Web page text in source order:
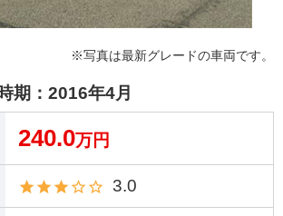
※写真は最新グレードの車両です。
期： 2016年4月
240.0万円
3.0